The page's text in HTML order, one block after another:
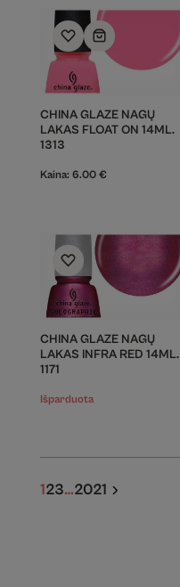
CHINA GLAZE NAGŲ
LAKAS FLOAT ON 14ML.
1313
Kaina: 6.00 €
CHINA GLAZE NAGŲ
LAKAS INFRA RED 14ML.
1171
Išparduota
123…2021